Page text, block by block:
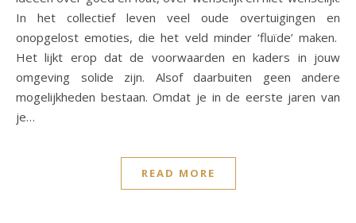
In het collectief leven veel oude overtuigingen en
onopgelost emoties, die het veld minder ‘fluïde’ maken.
Het lijkt erop dat de voorwaarden en kaders in jouw
omgeving solide zijn. Alsof daarbuiten geen andere
mogelijkheden bestaan. Omdat je in de eerste jaren van
je…
READ MORE